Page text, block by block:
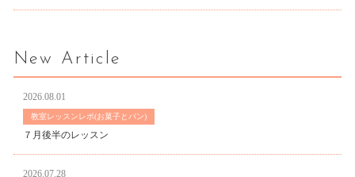
New Article
2026.08.01
教室レッスンレポ(お菓子とパン)
７月後半のレッスン
2026.07.28